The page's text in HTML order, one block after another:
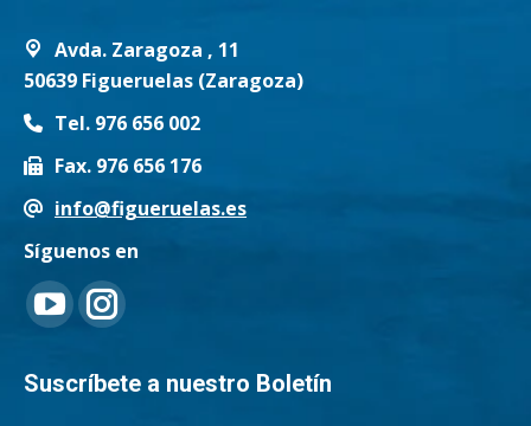
Avda. Zaragoza , 11
50639 Figueruelas (Zaragoza)
Tel. 976 656 002
Fax. 976 656 176
info@figueruelas.es
Síguenos en
Encuéntranos en:
YouTube
page
Instagram
page
Suscríbete a nuestro Boletín